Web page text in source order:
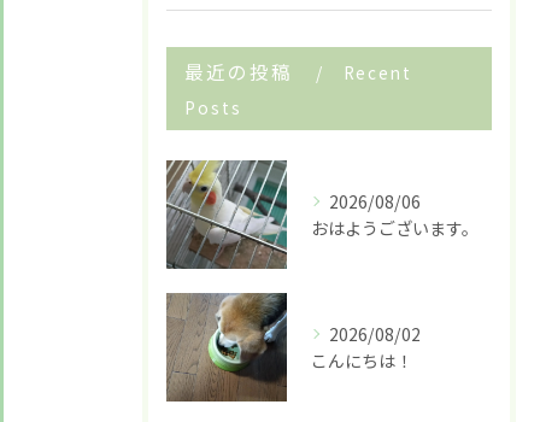
最近の投稿
Recent
Posts
2026/08/06
おはようございます。
2026/08/02
こんにちは！
お悩みですか？ LINEでお気軽に質問してください！
LINE友だち追加はこちら